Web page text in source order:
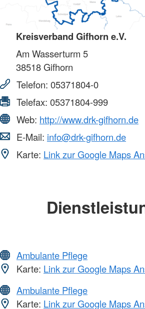
Kreisverband Gifhorn e.V.
Am Wasserturm 5
38518Gifhorn
Telefon: 05371804-0
Telefax: 05371804-999
Web: http://www.drk-gifhorn.de
E-Mail: info@drk-gifhorn.de
Karte: Link zur Google Maps
Ambulante Pflege
Karte: Link zur Google Maps
Ambulante Pflege
Karte: Link zur Google Maps